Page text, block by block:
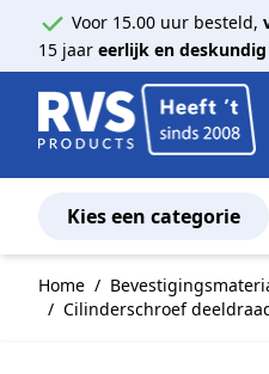
Voor 15.00 uur besteld,
15 jaar eerlijk en deskundig
Kies een categorie
Home /
/ Cilinderschroef